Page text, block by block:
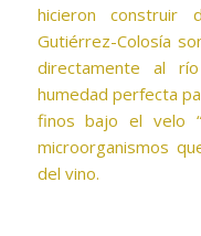
hicieron construir
Gutiérrez-Colosía
directamente al
humedad perfecta
finos bajo el velo
microorganismos
del vino.